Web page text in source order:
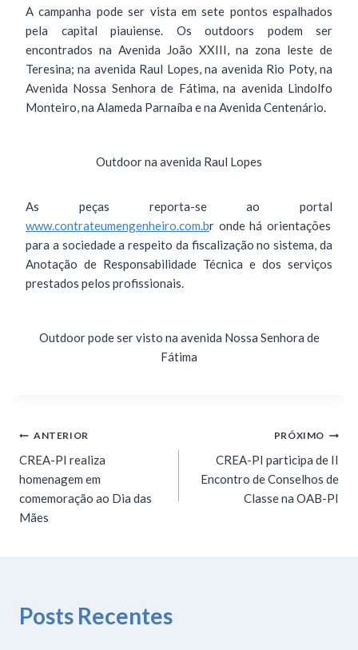
A campanha pode ser vista em sete pontos espalhados
pela capital piauiense. Os outdoors podem ser
encontrados na Avenida João XXIII, na zona leste de
Teresina; na avenida Raul Lopes, na avenida Rio Poty, na
Avenida Nossa Senhora de Fátima, na avenida Lindolfo
Monteiro, na Alameda Parnaíba e na Avenida Centenário.
Outdoor na avenida Raul Lopes
As peças reporta-se ao portal
www.contrateumengenheiro.com.br onde há orientações
para a sociedade a respeito da fiscalização no sistema, da
Anotação de Responsabilidade Técnica e dos serviços
prestados pelos profissionais.
Outdoor pode ser visto na avenida Nossa Senhora de
Fátima
ANTERIOR
CREA-PI realiza
homenagem em
comemoração ao Dia das
Mães
PRÓXIMO
CREA-PI participa de II
Encontro de Conselhos de
Classe na OAB-PI
Posts Recentes